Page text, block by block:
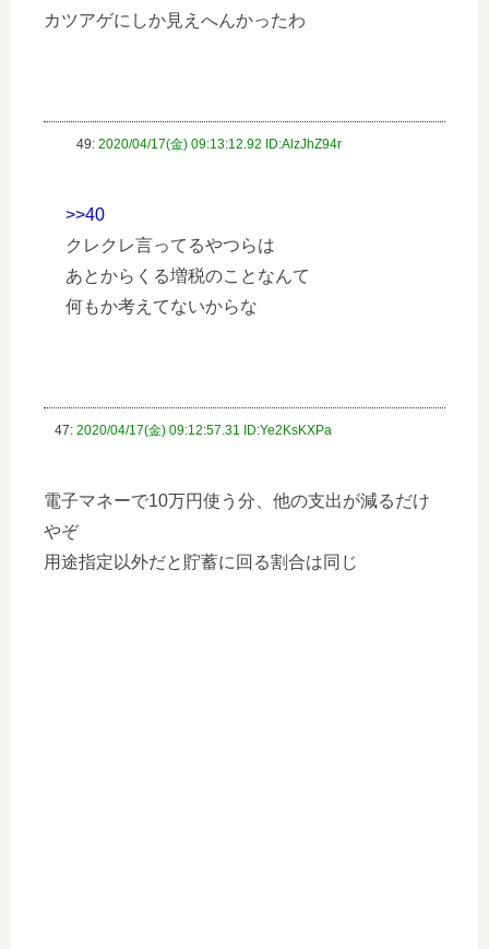
カツアゲにしか見えへんかったわ
49: 2020/04/17(金) 09:13:12.92 ID:AlzJhZ94r
>>40
クレクレ言ってるやつらは
あとからくる増税のことなんて
何もか考えてないからな
47: 2020/04/17(金) 09:12:57.31 ID:Ye2KsKXPa
電子マネーで10万円使う分、他の支出が減るだけ
やぞ
用途指定以外だと貯蓄に回る割合は同じ